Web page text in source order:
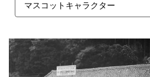
マスコットキャラクター
p
r